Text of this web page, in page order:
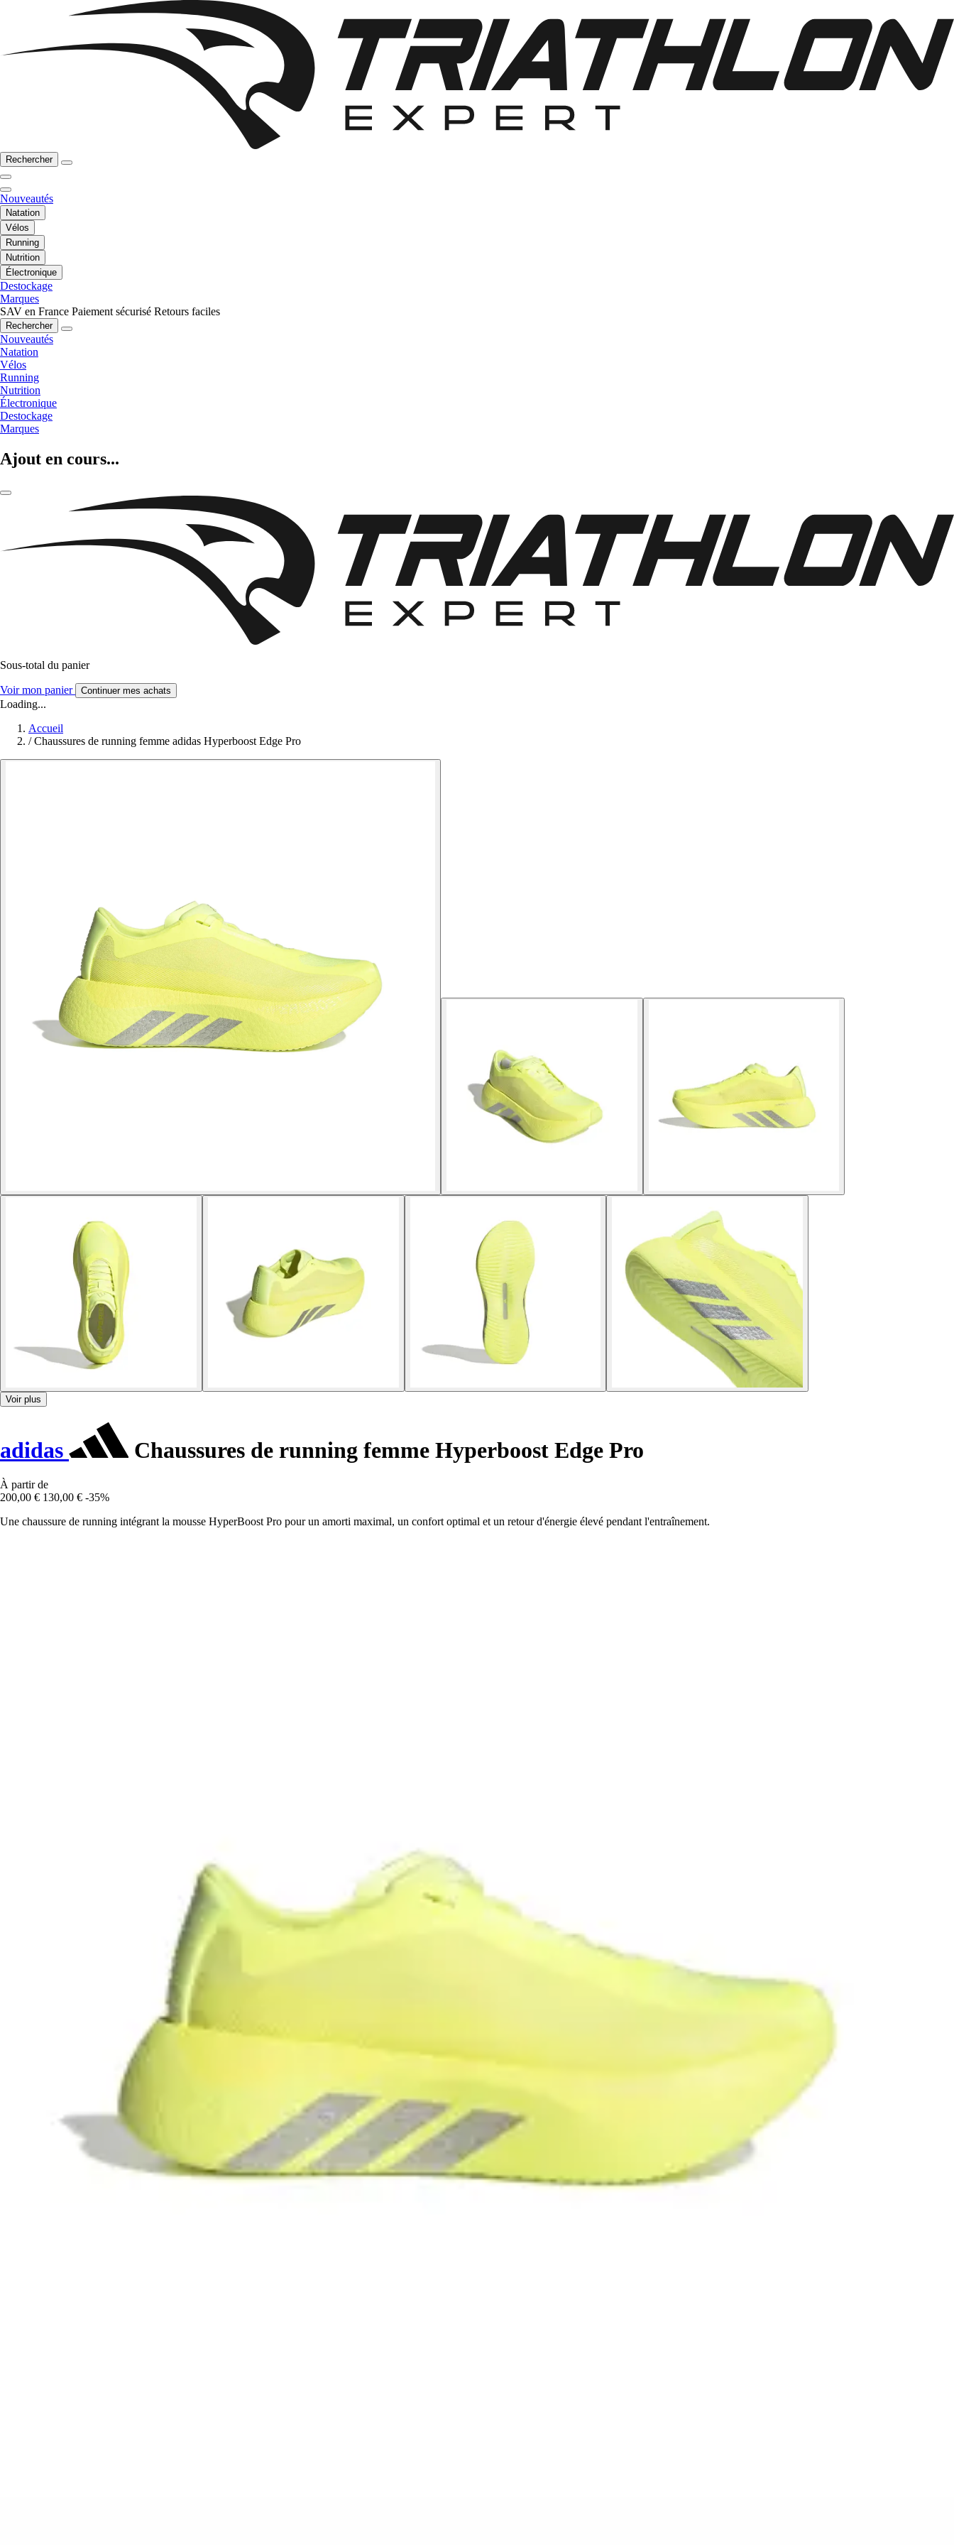
Rechercher
Nouveautés
Natation
Vélos
Running
Nutrition
Électronique
Destockage
Marques
SAV en France Paiement sécurisé Retours faciles
Rechercher
Nouveautés
Natation
Vélos
Running
Nutrition
Électronique
Destockage
Marques
Ajout en cours...
Sous-total du panier
Voir mon panier Continuer mes achats
Loading...
Accueil
/ Chaussures de running femme adidas Hyperboost Edge Pro
Voir plus
adidas Chaussures de running femme Hyperboost Edge Pro
À partir de
200,00 € 130,00 € -35%
Une chaussure de running intégrant la mousse HyperBoost Pro pour un amorti maximal, un confort optimal et un retour d'énergie élevé pendant l'entraînement.